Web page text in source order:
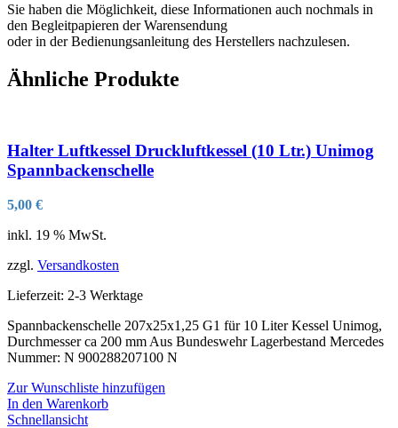
Sie haben die Möglichkeit, diese Informationen auch nochmals in
den Begleitpapieren der Warensendung
oder in der Bedienungsanleitung des Herstellers nachzulesen.
Ähnliche Produkte
Halter Luftkessel Druckluftkessel (10 Ltr.) Unimog
Spannbackenschelle
5,00 €
inkl. 19 % MwSt.
zzgl. Versandkosten
Lieferzeit: 2-3 Werktage
Spannbackenschelle 207x25x1,25 G1 für 10 Liter Kessel Unimog,
Durchmesser ca 200 mm Aus Bundeswehr Lagerbestand Mercedes
Nummer: N 900288207100 N
Zur Wunschliste hinzufügen
In den Warenkorb
Schnellansicht